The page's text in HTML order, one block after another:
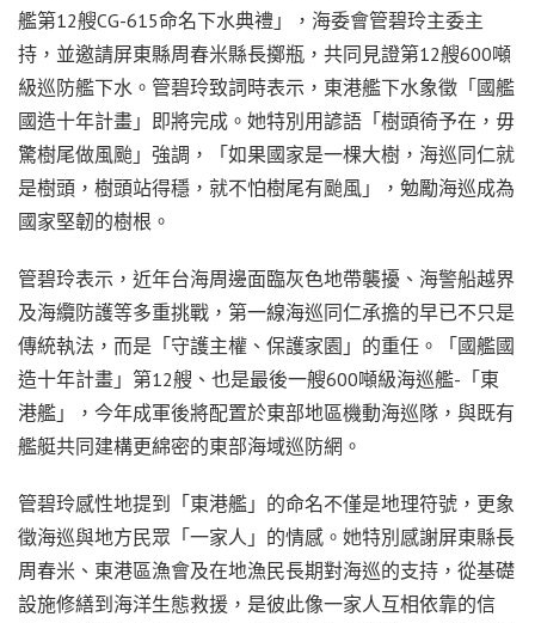
艦第12艘CG-615命名下水典禮」，海委會管碧玲主委主
持，並邀請屏東縣周春米縣長擲瓶，共同見證第12艘600噸
級巡防艦下水。管碧玲致詞時表示，東港艦下水象徵「國艦
國造十年計畫」即將完成。她特別用諺語「樹頭徛予在，毋
驚樹尾做風颱」強調，「如果國家是一棵大樹，海巡同仁就
是樹頭，樹頭站得穩，就不怕樹尾有颱風」，勉勵海巡成為
國家堅韌的樹根。
管碧玲表示，近年台海周邊面臨灰色地帶襲擾、海警船越界
及海纜防護等多重挑戰，第一線海巡同仁承擔的早已不只是
傳統執法，而是「守護主權、保護家園」的重任。「國艦國
造十年計畫」第12艘、也是最後一艘600噸級海巡艦-「東
港艦」，今年成軍後將配置於東部地區機動海巡隊，與既有
艦艇共同建構更綿密的東部海域巡防網。
管碧玲感性地提到「東港艦」的命名不僅是地理符號，更象
徵海巡與地方民眾「一家人」的情感。她特別感謝屏東縣長
周春米、東港區漁會及在地漁民長期對海巡的支持，從基礎
設施修繕到海洋生態救援，是彼此像一家人互相依靠的信